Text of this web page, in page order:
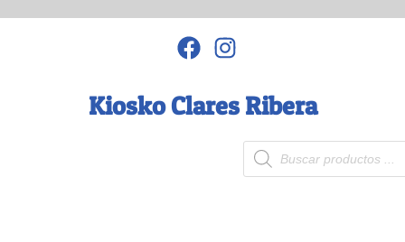
Kiosko Clares Ribera